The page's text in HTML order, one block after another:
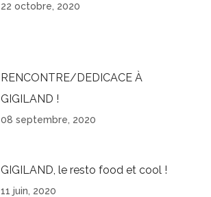
22 octobre, 2020
RENCONTRE/DEDICACE À
GIGILAND !
08 septembre, 2020
GIGILAND, le resto food et cool !
11 juin, 2020